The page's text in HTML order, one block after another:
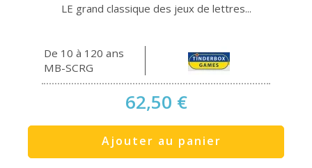
LE grand classique des jeux de lettres...
De 10 à 120 ans
MB-SCRG
62,50 €
Ajouter au panier